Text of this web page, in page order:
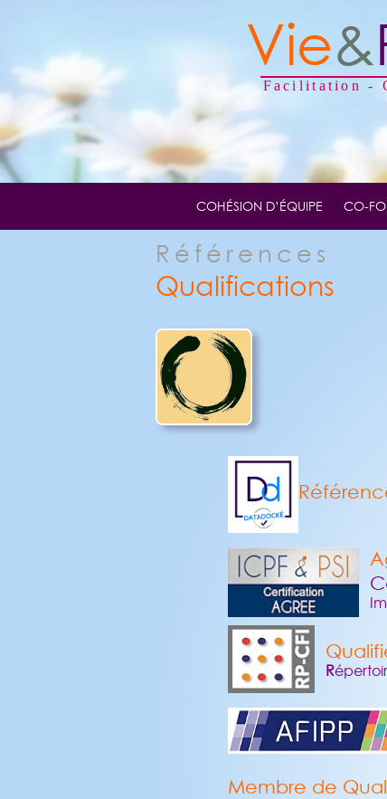
Vie&
Facilitation -
COHÉSION D’ÉQUIPE CO-
Références
Qualifications
R
Membre de